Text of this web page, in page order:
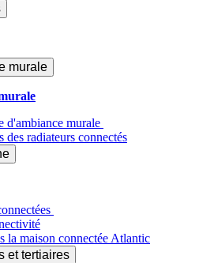
murale
d'ambiance murale
des radiateurs connectés
la maison connectée Atlantic
et tertiaires